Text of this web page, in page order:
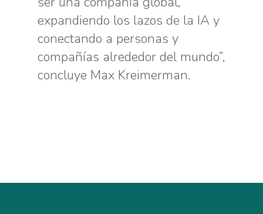
expandiendo los lazos de la IA y
conectando a personas y
compañías alrededor del mundo”,
concluye Max Kreimerman.